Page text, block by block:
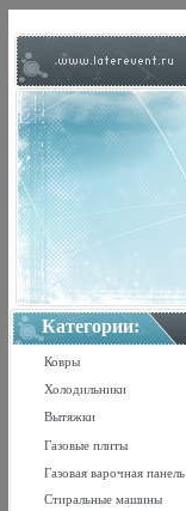
Категории:
Ковры
Холодильники
Вытяжки
Газовые плиты
Газовая варочная панель
Стиральные машины